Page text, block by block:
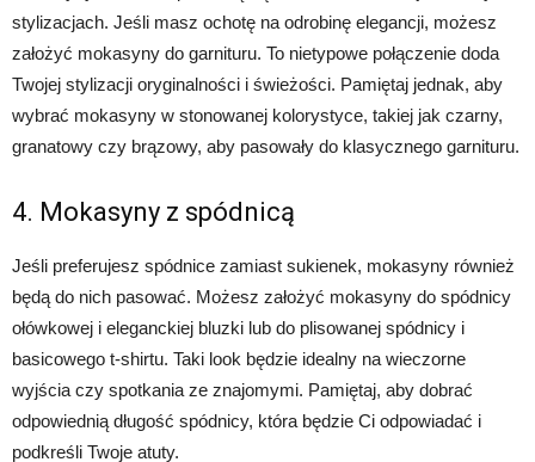
stylizacjach. Jeśli masz ochotę na odrobinę elegancji, możesz
założyć mokasyny do garnituru. To nietypowe połączenie doda
Twojej stylizacji oryginalności i świeżości. Pamiętaj jednak, aby
wybrać mokasyny w stonowanej kolorystyce, takiej jak czarny,
granatowy czy brązowy, aby pasowały do klasycznego garnituru.
4. Mokasyny z spódnicą
Jeśli preferujesz spódnice zamiast sukienek, mokasyny również
będą do nich pasować. Możesz założyć mokasyny do spódnicy
ołówkowej i eleganckiej bluzki lub do plisowanej spódnicy i
basicowego t-shirtu. Taki look będzie idealny na wieczorne
wyjścia czy spotkania ze znajomymi. Pamiętaj, aby dobrać
odpowiednią długość spódnicy, która będzie Ci odpowiadać i
podkreśli Twoje atuty.